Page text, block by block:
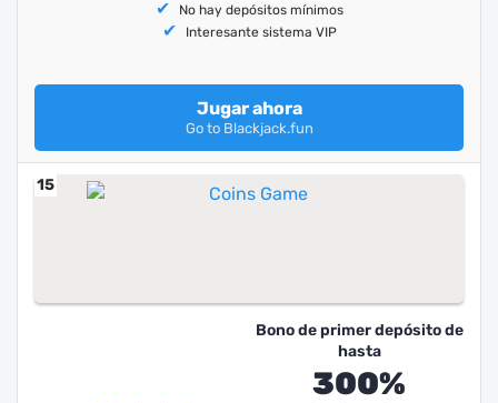
No hay depósitos mínimos
Interesante sistema VIP
Jugar ahora
Go to Blackjack.fun
15
Bono de primer depósito de
hasta
300%